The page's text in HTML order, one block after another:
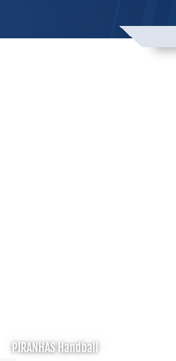
PIRANHAS Handball